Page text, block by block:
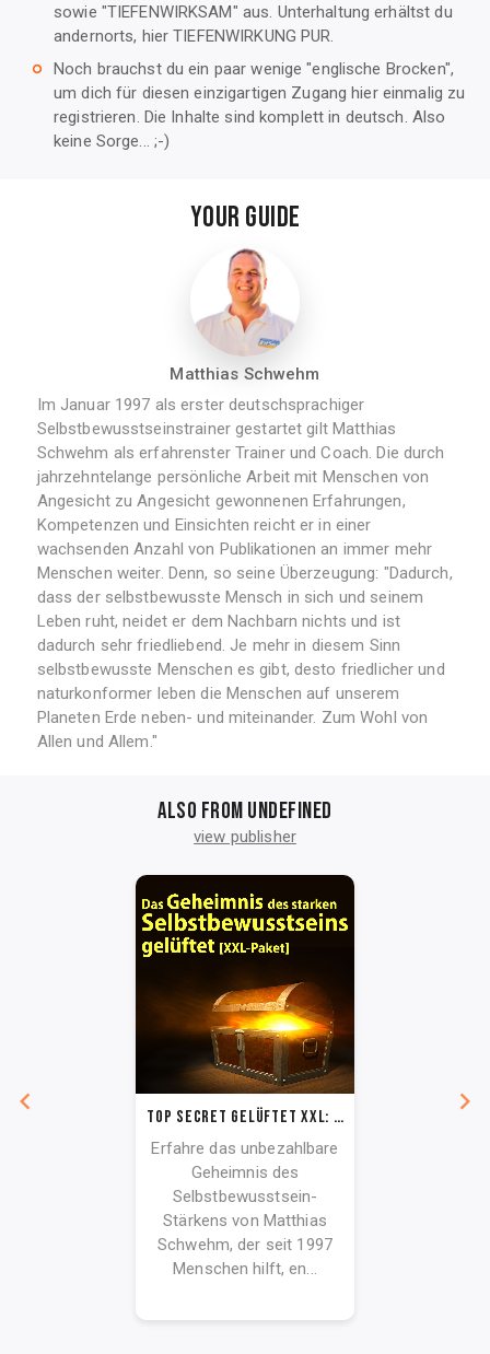
sowie "TIEFENWIRKSAM" aus. Unterhaltung erhältst du
andernorts, hier TIEFENWIRKUNG PUR.
trip_origin
Noch brauchst du ein paar wenige "englische Brocken",
um dich für diesen einzigartigen Zugang hier einmalig zu
registrieren. Die Inhalte sind komplett in deutsch. Also
keine Sorge... ;-)
YOUR GUIDE
Matthias Schwehm
Im Januar 1997 als erster deutschsprachiger
Selbstbewusstseinstrainer gestartet gilt Matthias
Schwehm als erfahrenster Trainer und Coach. Die durch
jahrzehntelange persönliche Arbeit mit Menschen von
Angesicht zu Angesicht gewonnenen Erfahrungen,
Kompetenzen und Einsichten reicht er in einer
wachsenden Anzahl von Publikationen an immer mehr
Menschen weiter. Denn, so seine Überzeugung: "Dadurch,
dass der selbstbewusste Mensch in sich und seinem
Leben ruht, neidet er dem Nachbarn nichts und ist
dadurch sehr friedliebend. Je mehr in diesem Sinn
selbstbewusste Menschen es gibt, desto friedlicher und
naturkonformer leben die Menschen auf unserem
Planeten Erde neben- und miteinander. Zum Wohl von
Allen und Allem."
Also from undefined
view publisher
TOP SECRET gelüftet XXL: Selbstbewusst fast wie im Traum & voller Energie fürs Leben
Erfahre das unbezahlbare
Geheimnis des
Selbstbewusstsein-
Stärkens von Matthias
Schwehm, der seit 1997
Menschen hilft, en...